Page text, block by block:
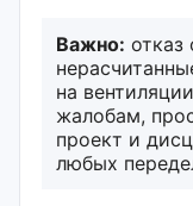
Важно: отказ
на
жалобам,
проект и
любых